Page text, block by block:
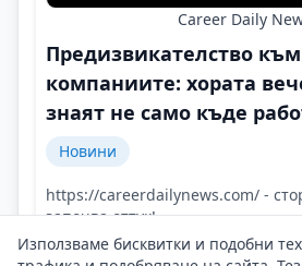
Career Daily
Предизвикателство към
компаниите: хората
знаят не само къде
и защо
Новини
https://careerdailynews.com/ -
започва оттук!
Контакти на Career Daily News
Използваме бисквитки и подобни